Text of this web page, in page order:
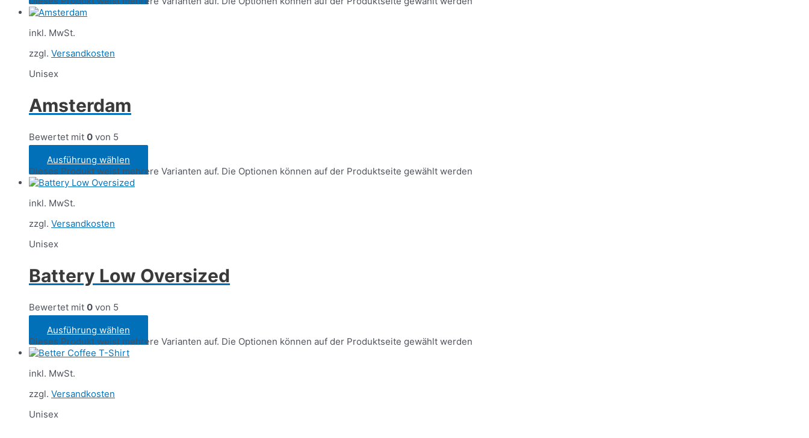
inkl. MwSt.
zzgl. Versandkosten
Unisex
Amsterdam
Bewertet mit 0 von 5
24€
Ausführung wählen
Dieses Produkt weist mehrere Varianten auf. Die Optionen können auf der Produktseite gewählt werden
inkl. MwSt.
zzgl. Versandkosten
Unisex
Battery Low Oversized
Bewertet mit 0 von 5
30€
Ausführung wählen
Dieses Produkt weist mehrere Varianten auf. Die Optionen können auf der Produktseite gewählt werden
inkl. MwSt.
zzgl. Versandkosten
Unisex